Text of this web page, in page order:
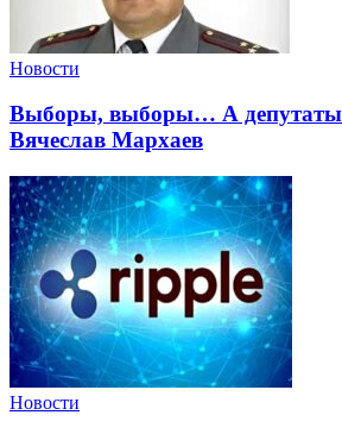
Новости
Выборы, выборы… А депутаты
Вячеслав Мархаев
Новости